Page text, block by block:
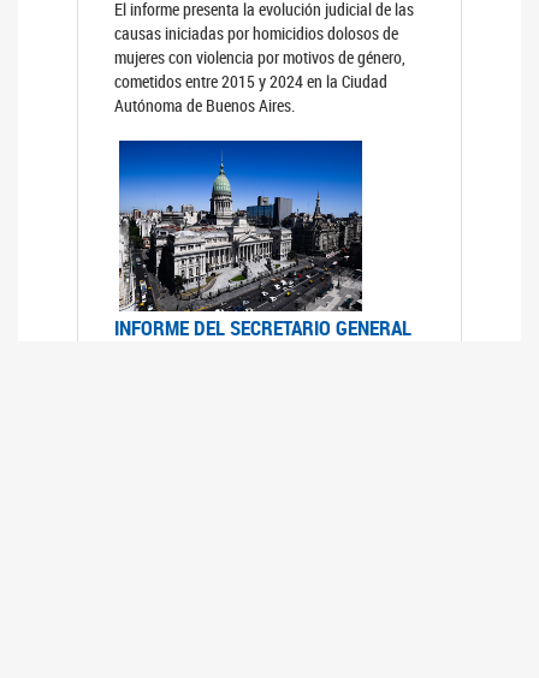
El informe presenta la evolución judicial de las
causas iniciadas por homicidios dolosos de
mujeres con violencia por motivos de género,
cometidos entre 2015 y 2024 en la Ciudad
Autónoma de Buenos Aires.
INFORME DEL SECRETARIO GENERAL